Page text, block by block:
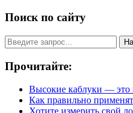
Поиск по сайту
Прочитайте:
Высокие каблуки — это
Как правильно